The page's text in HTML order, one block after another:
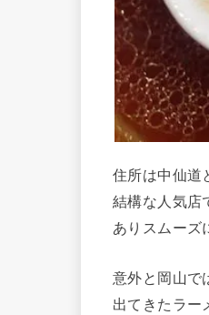
住所は中仙道
結構な人気店
ありスムーズ
意外と岡山で
出てきたラー